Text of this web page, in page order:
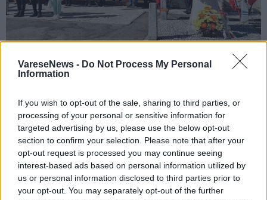
VareseNews - Do Not Process My Personal
Information
If you wish to opt-out of the sale, sharing to third parties, or
processing of your personal or sensitive information for
targeted advertising by us, please use the below opt-out
section to confirm your selection. Please note that after your
opt-out request is processed you may continue seeing
interest-based ads based on personal information utilized by
us or personal information disclosed to third parties prior to
your opt-out. You may separately opt-out of the further
GORLA MINORE/GORLA MAGGIORE/MARNATE
insieme per la Festa della Liberazione:
«Che ogni giorno sia il 25 Aprile»
Il 25 Aprile 2026 di Gorla Minore, Marnate e Gorla
Maggiore